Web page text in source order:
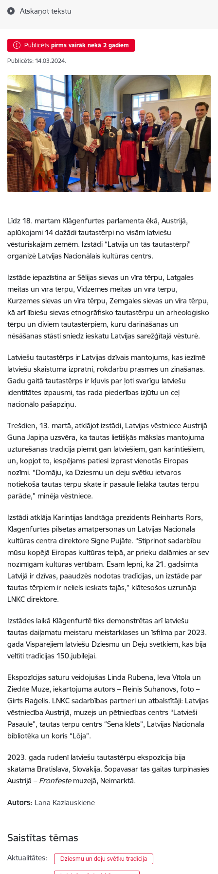
Atskaņot tekstu
Publicēts pirms vairāk nekā 2 gadiem
Publicēts: 14.03.2024.
Līdz 18. martam Klāgenfurtes parlamenta ēkā, Austrijā,
aplūkojami 14 dažādi tautastērpi no visām latviešu
vēsturiskajām zemēm. Izstādi “Latvija un tās tautastērpi”
organizē Latvijas Nacionālais kultūras centrs.
Izstāde iepazīstina ar Sēlijas sievas un vīra tērpu, Latgales
meitas un vīra tērpu, Vidzemes meitas un vīra tērpu,
Kurzemes sievas un vīra tērpu, Zemgales sievas un vīra tērpu,
kā arī lībiešu sievas etnogrāfisko tautastērpu un arheoloģisko
tērpu un diviem tautastērpiem, kuru darināšanas un
nēsāšanas stāsti sniedz ieskatu Latvijas sarežģītajā vēsturē.
Latviešu tautastērps ir Latvijas dzīvais mantojums, kas iezīmē
latviešu skaistuma izpratni, rokdarbu prasmes un zināšanas.
Gadu gaitā tautastērps ir kļuvis par ļoti svarīgu latviešu
identitātes izpausmi, tas rada piederības izjūtu un ceļ
nacionālo pašapziņu.
Trešdien, 13. martā, atklājot izstādi, Latvijas vēstniece Austrijā
Guna Japiņa uzsvēra, ka tautas lietišķās mākslas mantojuma
uzturēšanas tradīcija piemīt gan latviešiem, gan karintiešiem,
un, kopjot to, iespējams patiesi izprast vienotās Eiropas
nozīmi. “Domāju, ka Dziesmu un deju svētku ietvaros
notiekošā tautas tērpu skate ir pasaulē lielākā tautas tērpu
parāde,” minēja vēstniece.
Izstādi atklāja Karintijas landtāga prezidents Reinharts Rors,
Klāgenfurtes pilsētas amatpersonas un Latvijas Nacionālā
kultūras centra direktore Signe Pujāte. “Stiprinot sadarbību
mūsu kopējā Eiropas kultūras telpā, ar prieku dalāmies ar sev
nozīmīgām kultūras vērtībām. Esam lepni, ka 21. gadsimtā
Latvijā ir dzīvas, paaudzēs nodotas tradīcijas, un izstāde par
tautas tērpiem ir neliels ieskats tajās,” klātesošos uzrunāja
LNKC direktore.
Izstādes laikā Klāgenfurtē tiks demonstrētas arī latviešu
tautas daiļamatu meistaru meistarklases un īsfilma par 2023.
gada Vispārējiem latviešu Dziesmu un Deju svētkiem, kas bija
veltīti tradīcijas 150.jubilejai.
Ekspozīcijas saturu veidojušas Linda Rubena, Ieva Vītola un
Ziedīte Muze, iekārtojuma autors – Reinis Suhanovs, foto –
Ģirts Raģelis. LNKC sadarbības partneri un atbalstītāji: Latvijas
vēstniecība Austrijā, muzejs un pētniecības centrs “Latvieši
Pasaulē”, tautas tērpu centrs “Senā klēts”, Latvijas Nacionālā
bibliotēka un koris “Lōja”.
2023. gada rudenī latviešu tautastērpu ekspozīcija bija
skatāma Bratislavā, Slovākijā. Šopavasar tās gaitas turpināsies
Austrijā – Fronfestemuzejā, Neimarktā.
Autors: Lana Kazlauskiene
Saistītas tēmas
Aktualitātes: Dziesmu un deju svētku tradīcija